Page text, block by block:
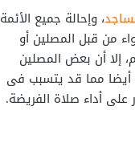
، وإحالة جميع الأئمة
من قبل المصلين أو
إلا أن بعض المصلين
أيضا مما قد يتسبب فى
على أداء صلاة الفريضة.